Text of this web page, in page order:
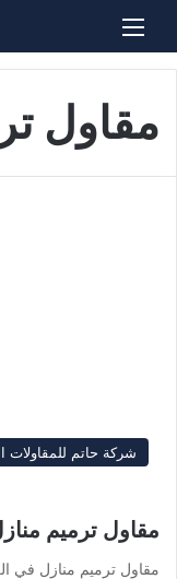
مقاول
شركة حاتم للمقاولات
مقاول ترميم
مقاول ترميم منازل في